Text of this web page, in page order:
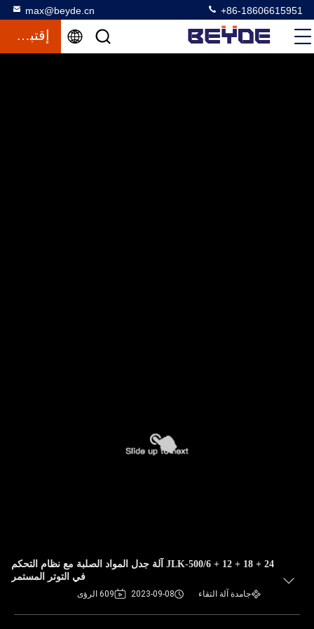
max@beyde.cn +86-18606615951
إقتباس
JLK-500/6 + 12 + 18 + 24 آلة جدل المواد الصلبة مع نظام التحكم
في التوتر المستمر
جامدة آلة التقاء 2023-09-08 609 الرؤى